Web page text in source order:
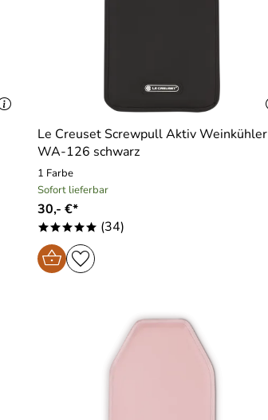
Le Creuset Screwpull Aktiv Weinkühler
WA-126 schwarz
1 Farbe
Sofort lieferbar
30,- €*
***** (34)